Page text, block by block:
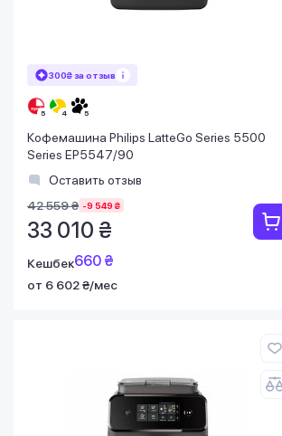
300₴ за отзыв
Кофемашина Philips LatteGo Series 5500
Series EP5547/90
Оставить отзыв
42 559 ₴ -9 549 ₴
33 010 ₴
Кешбек660 ₴
от 6 602 ₴/мес